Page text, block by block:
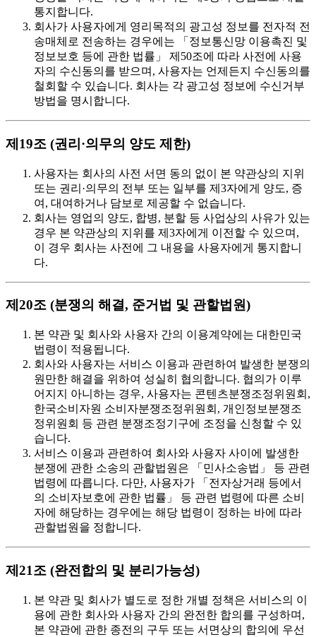
통지합니다.
회사가 사용자에게 영리목적의 광고성 정보를 전자적 전
송매체로 전송하는 경우에는 「정보통신망 이용촉진 및
정보보호 등에 관한 법률」 제50조에 따라 사전에 사용
자의 수신동의를 받으며, 사용자는 언제든지 수신동의를
철회할 수 있습니다. 회사는 각 광고성 정보에 수신거부
방법을 명시합니다.
제19조 (권리·의무의 양도 제한)
사용자는 회사의 사전 서면 동의 없이 본 약관상의 지위
또는 권리·의무의 전부 또는 일부를 제3자에게 양도, 증
여, 대여하거나 담보로 제공할 수 없습니다.
회사는 영업의 양도, 합병, 분할 등 사업상의 사유가 있는
경우 본 약관상의 지위를 제3자에게 이전할 수 있으며,
이 경우 회사는 사전에 그 내용을 사용자에게 통지합니
다.
제20조 (분쟁의 해결, 준거법 및 관할법원)
본 약관 및 회사와 사용자 간의 이용계약에는 대한민국
법령이 적용됩니다.
회사와 사용자는 서비스 이용과 관련하여 발생한 분쟁의
원만한 해결을 위하여 성실히 협의합니다. 협의가 이루
어지지 아니하는 경우, 사용자는 콘텐츠분쟁조정위원회,
한국소비자원 소비자분쟁조정위원회, 개인정보분쟁조
정위원회 등 관련 분쟁조정기구에 조정을 신청할 수 있
습니다.
서비스 이용과 관련하여 회사와 사용자 사이에 발생한
분쟁에 관한 소송의 관할법원은 「민사소송법」 등 관련
법령에 따릅니다. 다만, 사용자가 「전자상거래 등에서
의 소비자보호에 관한 법률」 등 관련 법령에 따른 소비
자에 해당하는 경우에는 해당 법령이 정하는 바에 따라
관할법원을 정합니다.
제21조 (완전합의 및 분리가능성)
본 약관 및 회사가 별도로 정한 개별 정책은 서비스의 이
용에 관한 회사와 사용자 간의 완전한 합의를 구성하며,
본 약관에 관한 종전의 구두 또는 서면상의 합의에 우선